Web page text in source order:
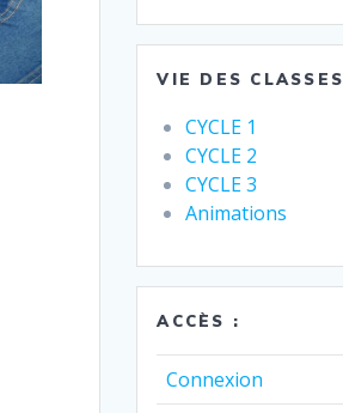
VIE DES CLASSES
CYCLE 1
CYCLE 2
CYCLE 3
Animations
ACCÈS :
Connexion